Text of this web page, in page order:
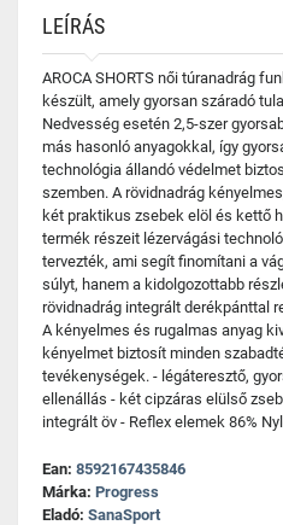
LEÍRÁS
AROCA SHORTS női túranadrág
készült, amely gyorsan száradó
Nedvesség esetén 2,5-szer
más hasonló anyagokkal, így
technológia állandó védelmet
szemben. A rövidnadrág
két praktikus zsebek elöl és kettő
termék részeit lézervágási
tervezték, ami segít finomítani a
súlyt, hanem a kidolgozottabb
rövidnadrág integrált derékpánttal
A kényelmes és rugalmas anyag
kényelmet biztosít minden
tevékenységek. - légáteresztő,
ellenállás - két cipzáras elülső
integrált öv - Reflex elemek 86%
Ean: 8592167435846
Márka: Progress
Eladó: SanaSport